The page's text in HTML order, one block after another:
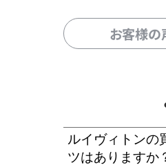
お客様
ルイヴィトンの
ツはありますか